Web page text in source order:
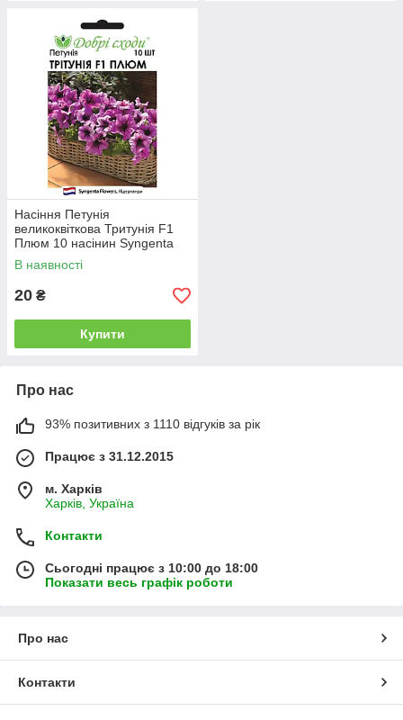
Насіння Петунія
великоквіткова Тритунія F1
Плюм 10 насінин Syngenta
Добрі Сходи
В наявності
20 ₴
Купити
Про нас
93% позитивних з 1110 відгуків за рік
Працює з 31.12.2015
м. Харків
Харків, Україна
Контакти
Сьогодні працює з 10:00 до 18:00
Показати весь графік роботи
Про нас
Контакти